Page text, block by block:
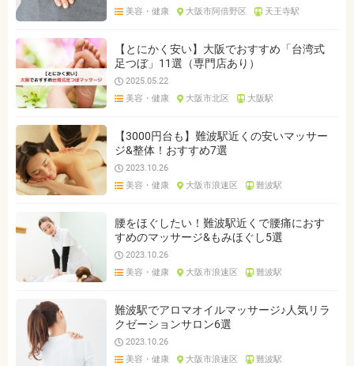
美容・健康
大阪市阿倍野区 天王寺駅
【とにかく安い】大阪でおすすめ「台湾式
足つぼ」11選（専門店あり）
2025.05.22
美容・健康
大阪市北区 大阪駅
【3000円台も】難波駅近くの安いマッサー
ジ&整体！おすすめ7選
2023.10.26
美容・健康
大阪市浪速区 難波駅
腰をほぐしたい！難波駅近くで腰痛におす
すめのマッサージ&もみほぐし5選
2023.10.26
美容・健康
大阪市浪速区 難波駅
難波駅でアロマオイルマッサージ♪人気リラ
クゼーションサロン6選
2023.10.26
美容・健康
大阪市浪速区 難波駅